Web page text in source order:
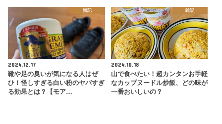
雑記
2024.12.17
靴や足の臭いが気になる人はぜ
ひ！怪しすぎる白い粉のヤバすぎ
る効果とは？【モア…
雑記
2024.10.18
山で食べたい！超カンタンお手軽
なカップヌードル炒飯、どの味が
一番おいしいの？